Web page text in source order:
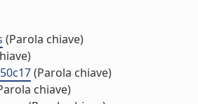
(Parola chiave)
(Parola chiave)
chiave)